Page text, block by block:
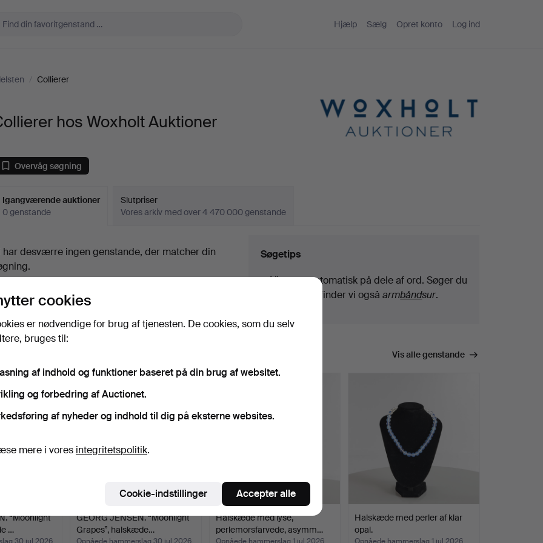
Hjælp Sælg Opret konto Log ind
/ Collierer
hos Woxholt Auktioner
Overvåg søgning
Igangværende auktioner
0 genstande
Slutpriser
Vores arkiv med over 4 470 000 genstande
har desværre ingen genstande, der matcher din
mail, så snart vi får den.
Søgetips
Vi søger automatisk på dele af ord. Søger du
, finder vi ogsåarmbåndsur.
der matcher din søgning Vis alle genstande
“Moonlight
…
30 jul 2026
GEORG JENSEN. “Moonlight
Grapes”, halskæde…
Opnåede hammerslag 30 jul 2026
Halskæde med lyse,
perlemorsfarvede, asymm…
Opnåede hammerslag 1 jul 2026
Halskæde med perler af klar
opal.
Opnåede hammerslag 1 jul 2026
cookies
er nødvendige for brug af tjenesten. De cookies, som du selv
bruges til:
af indhold og funktioner baseret på din brug af websitet.
og forbedring af Auctionet.
af nyheder og indhold til dig på eksterne websites.
mere i vores integritetspolitik.
Cookie-indstillinger Accepter alle